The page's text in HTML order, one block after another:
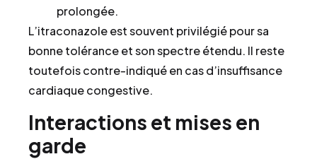
prolongée.
L’itraconazole est souvent privilégié pour sa
bonne tolérance et son spectre étendu. Il reste
toutefois contre-indiqué en cas d’insuffisance
cardiaque congestive.
Interactions et mises en
garde